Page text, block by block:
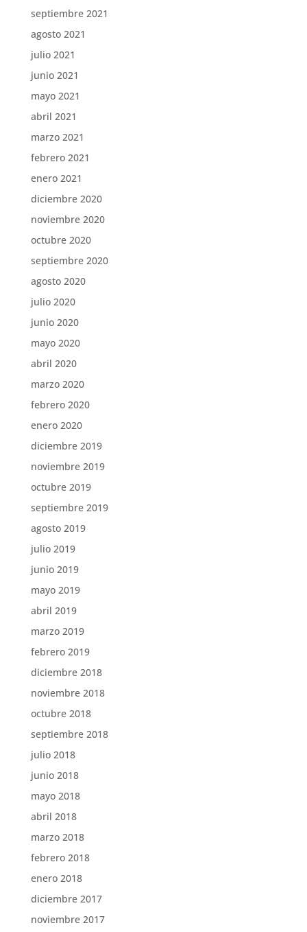
septiembre 2021
agosto 2021
julio 2021
junio 2021
mayo 2021
abril 2021
marzo 2021
febrero 2021
enero 2021
diciembre 2020
noviembre 2020
octubre 2020
septiembre 2020
agosto 2020
julio 2020
junio 2020
mayo 2020
abril 2020
marzo 2020
febrero 2020
enero 2020
diciembre 2019
noviembre 2019
octubre 2019
septiembre 2019
agosto 2019
julio 2019
junio 2019
mayo 2019
abril 2019
marzo 2019
febrero 2019
diciembre 2018
noviembre 2018
octubre 2018
septiembre 2018
julio 2018
junio 2018
mayo 2018
abril 2018
marzo 2018
febrero 2018
enero 2018
diciembre 2017
noviembre 2017